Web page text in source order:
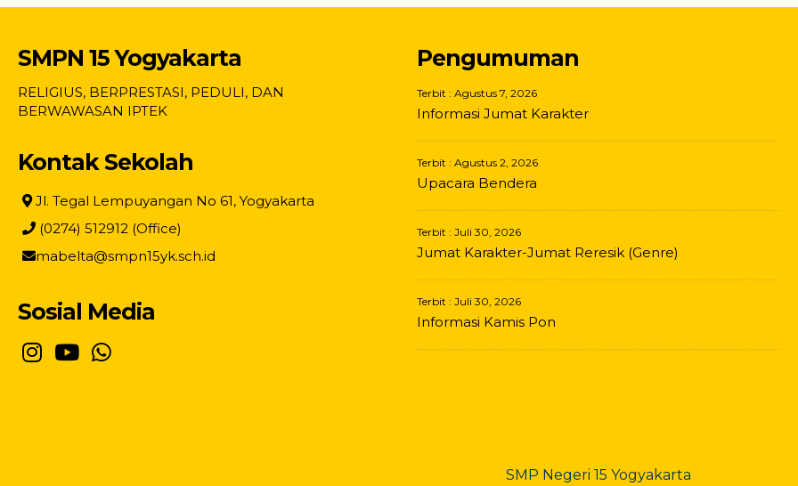
SMPN 15 Yogyakarta
RELIGIUS, BERPRESTASI, PEDULI, DAN
BERWAWASAN IPTEK
Kontak Sekolah
Jl. Tegal Lempuyangan No 61, Yogyakarta
(0274) 512912 (Office)
mabelta@smpn15yk.sch.id
Sosial Media
Pengumuman
Terbit : Agustus 7, 2026
Informasi Jumat Karakter
Terbit : Agustus 2, 2026
Upacara Bendera
Terbit : Juli 30, 2026
Jumat Karakter-Jumat Reresik (Genre)
Terbit : Juli 30, 2026
Informasi Kamis Pon
SMP Negeri 15 Yogyakarta